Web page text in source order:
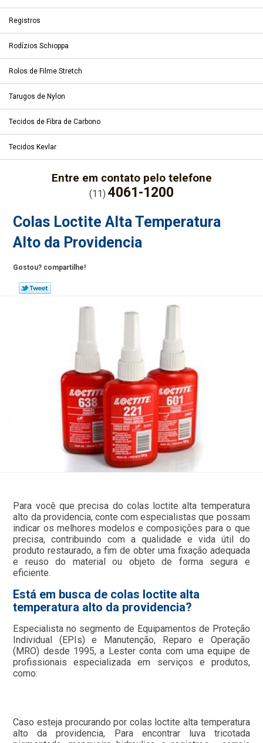
Registros
Rodízios Schioppa
Rolos de Filme Stretch
Tarugos de Nylon
Tecidos de Fibra de Carbono
Tecidos Kevlar
Entre em contato pelo telefone
(11) 4061-1200
Colas Loctite Alta Temperatura
Alto da Providencia
Gostou? compartilhe!
Para você que precisa do colas loctite alta temperatura
alto da providencia, conte com especialistas que possam
indicar os melhores modelos e composições para o que
precisa, contribuindo com a qualidade e vida útil do
produto restaurado, a fim de obter uma fixação adequada
e reuso do material ou objeto de forma segura e
eficiente.
Está em busca de colas loctite alta
temperatura alto da providencia?
Especialista no segmento de Equipamentos de Proteção
Individual (EPIs) e Manutenção, Reparo e Operação
(MRO) desde 1995, a Lester conta com uma equipe de
profissionais especializada em serviços e produtos,
como:
Caso esteja procurando por colas loctite alta temperatura
alto da providencia, Para encontrar luva tricotada